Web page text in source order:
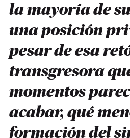
la mayoría de
una posición
pesar de esa
transgresora
momentos
acabar, qué
formación del